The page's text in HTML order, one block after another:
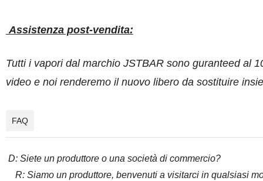
Assistenza post-vendita:
Tutti i vapori dal marchio JSTBAR sono guranteed al
video e noi renderemo il nuovo libero da sostituire
FAQ
D: Siete un produttore o una società di commercio?
R: Siamo un produttore, benvenuti a visitarci in qualsiasi